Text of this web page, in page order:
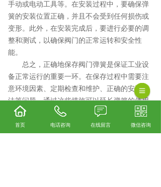
手动或电动工具等。在安装过程中，要确保弹
簧的安装位置正确，并且不会受到任何损伤或
变形。此外，在安装完成后，要进行必要的调
整和测试，以确保阀门的正常运转和安全性
能。
总之，正确地保存阀门弹簧是保证工业设
备正常运行的重要一环。在保存过程中需要注
意环境因素、定期检查和维护、正确的安装方
法等问题。通过这些措施可以延长弹簧的使用
寿命和确保工业设备的安全性能。
首页 电话咨询 在线留言 微信咨询